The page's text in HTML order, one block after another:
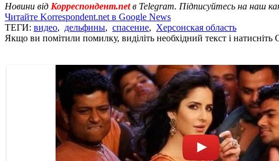
Новини від Корреспондент.netв Telegram. Підписуйтесь на наш
Читайте Korrespondent.net в Google News
ТЕГИ: видео, дельфины, спасение, Херсонская область
Якщо ви помітили помилку, виділіть необхідний текст і